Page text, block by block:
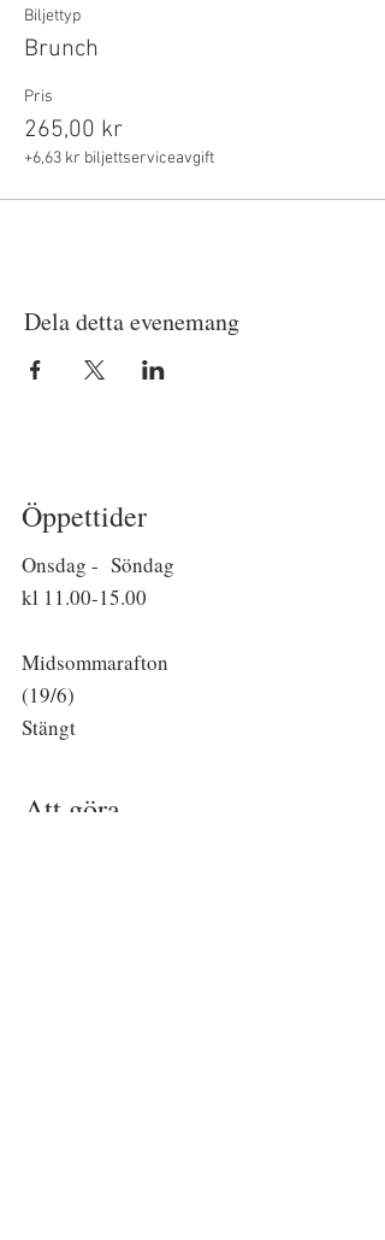
Biljettyp
Brunch
Pris
265,00 kr
+6,63 kr biljettserviceavgift
Dela detta evenemang
Öppettider
Onsdag - Söndag
kl 11.00-15.00
Midsommarafton
(19/6)
Stängt
Att göra